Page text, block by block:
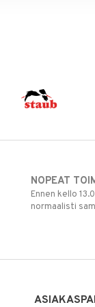
NOPEAT
Ennen kello
normaalisti